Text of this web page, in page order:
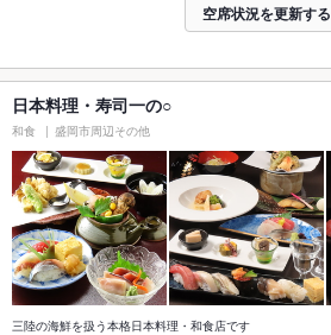
空席状況を更新する
日本料理・寿司一の○
和食 盛岡市周辺その他
三陸の海鮮を扱う本格日本料理・和食店です